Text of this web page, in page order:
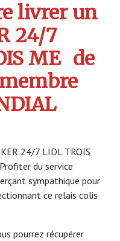
livrer un
24/7
ME de
24/7 LIDL TROIS
du service
sympathique pour
ce relais colis
pourrez récupérer